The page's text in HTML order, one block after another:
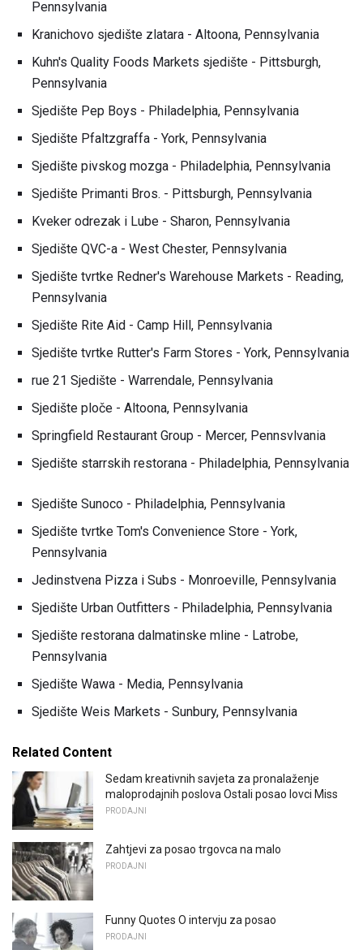
Pennsylvania
Kranichovo sjedište zlatara - Altoona, Pennsylvania
Kuhn's Quality Foods Markets sjedište - Pittsburgh,
Pennsylvania
Sjedište Pep Boys - Philadelphia, Pennsylvania
Sjedište Pfaltzgraffa - York, Pennsylvania
Sjedište pivskog mozga - Philadelphia, Pennsylvania
Sjedište Primanti Bros. - Pittsburgh, Pennsylvania
Kveker odrezak i Lube - Sharon, Pennsylvania
Sjedište QVC-a - West Chester, Pennsylvania
Sjedište tvrtke Redner's Warehouse Markets - Reading,
Pennsylvania
Sjedište Rite Aid - Camp Hill, Pennsylvania
Sjedište tvrtke Rutter's Farm Stores - York, Pennsylvania
rue 21 Sjedište - Warrendale, Pennsylvania
Sjedište ploče - Altoona, Pennsylvania
Springfield Restaurant Group - Mercer, Pennsvlvania
Sjedište starrskih restorana - Philadelphia, Pennsylvania
Sjedište Sunoco - Philadelphia, Pennsylvania
Sjedište tvrtke Tom's Convenience Store - York,
Pennsylvania
Jedinstvena Pizza i Subs - Monroeville, Pennsylvania
Sjedište Urban Outfitters - Philadelphia, Pennsylvania
Sjedište restorana dalmatinske mline - Latrobe,
Pennsylvania
Sjedište Wawa - Media, Pennsylvania
Sjedište Weis Markets - Sunbury, Pennsylvania
Related Content
Sedam kreativnih savjeta za pronalaženje
maloprodajnih poslova Ostali posao lovci Miss
PRODAJNI
Zahtjevi za posao trgovca na malo
PRODAJNI
Funny Quotes O intervju za posao
PRODAJNI